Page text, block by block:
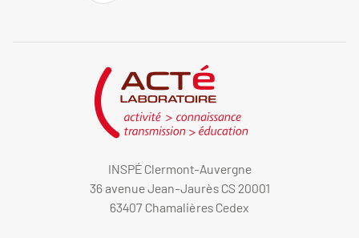
INSPÉ Clermont-Auvergne
36 avenue Jean-Jaurès CS 20001
63407 Chamalières Cedex